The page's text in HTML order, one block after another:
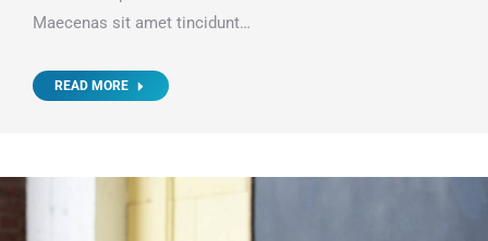
Maecenas sit amet tincidunt…
READ MORE